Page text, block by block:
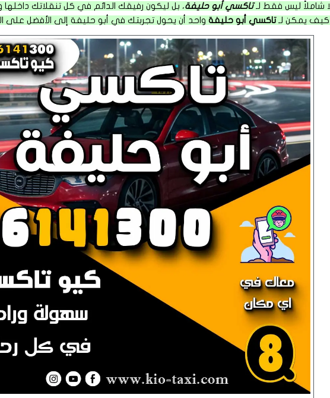
شاملاً ليس فقط لـتاكسي أبو حليفة، بل ليكون رفيقك الدائم في كل تنقلاتك
كيف يمكن لـتاكسي أبو حليفة واحد أن يحول تجربتك في أبو حليفة إلى الأفضل على